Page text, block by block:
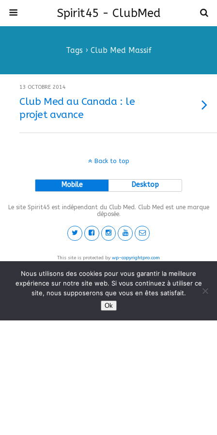
Spirit45 - ClubMed
Tags › Club Med Massif
13 OCTOBRE 2014
Club Med au Canada : le
projet avance
Back to top
Mobile Desktop
Le site Spirit45 est indépendant du Club Med. Club Med est une marque
déposée.
This site is protected by wp-copyrightpro.com
Nous utilisons des cookies pour vous garantir la meilleure
expérience sur notre site web. Si vous continuez à utiliser ce
site, nous supposerons que vous en êtes satisfait.
Ok